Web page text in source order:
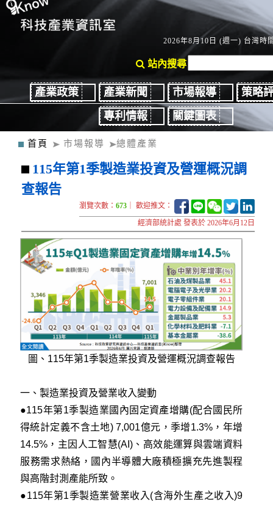
2026年8月10日 (週一) 台灣時
站內搜尋
產業政策 產業新聞 市場報導
策略
專利情報
關鍵圖表
首頁 市場報導 總體產業
115年第1季製造業投資及營運概況調
查報告
瀏覽次數：673 ｜ 歡迎推文：
經濟部統計處 發表於 2026年6月12日
圖、115年第1季製造業投資及營運概況調查報告
一、製造業投資及營業收入變動
●115年第1季製造業國內固定資產增購(配合國民所
得統計定義不含土地) 7,001億元，季增1.3%，年增
14.5%，主因人工智慧(AI)、高效能運算與雲端資料
服務需求熱絡，國內半導體大廠積極擴充先進製程
與高階封測產能所致。
●115年第1季製造業營業收入(含海外生產之收入)9